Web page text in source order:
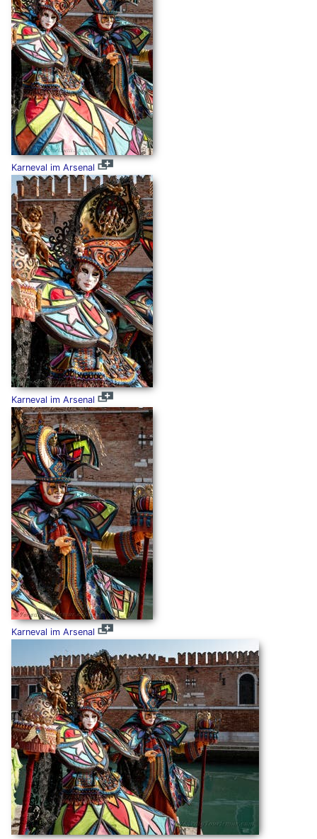
Karneval im Arsenal
Karneval im Arsenal
Karneval im Arsenal